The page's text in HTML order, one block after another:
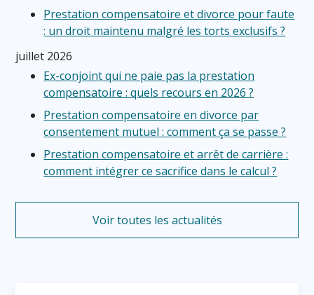
Prestation compensatoire et divorce pour faute
: un droit maintenu malgré les torts exclusifs ?
juillet 2026
Ex-conjoint qui ne paie pas la prestation
compensatoire : quels recours en 2026 ?
Prestation compensatoire en divorce par
consentement mutuel : comment ça se passe ?
Prestation compensatoire et arrêt de carrière :
comment intégrer ce sacrifice dans le calcul ?
Voir toutes les actualités